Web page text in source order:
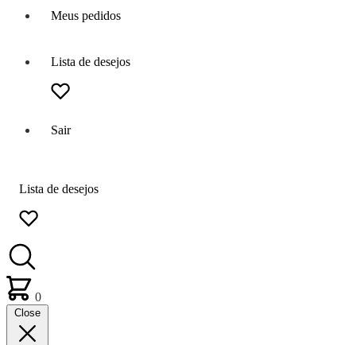
Meus pedidos
Lista de desejos
Sair
Lista de desejos
0
Close